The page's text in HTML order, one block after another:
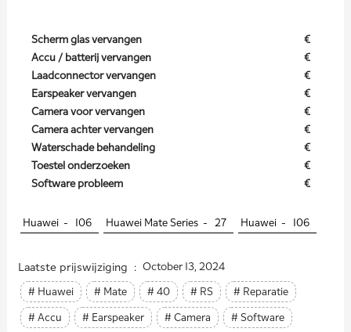
Scherm glas vervangen
€
Accu / batterij vervangen
€
Laadconnector vervangen
€
Earspeaker vervangen
€
Camera voor vervangen
€
Camera achter vervangen
€
Waterschade behandeling
€
Toestel onderzoeken
€
Software probleem
€
Huawei - 106 Huawei Mate Series - 27 Huawei - 106
Laatste prijswijziging : October 13, 2024
# Huawei
# Mate # 40 # RS # Reparatie
# Accu # Earspeaker # Camera # Software